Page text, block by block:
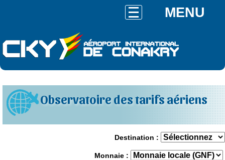
MENU
Observatoire des tarifs aériens
Destination :
Monnaie :